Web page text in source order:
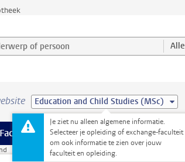
of persoon en selecteer categorie Alle
Education and Child Studies (MSc)
Je ziet nu alleen algemene informatie.
Selecteer je opleiding of exchange-faculteit
om ook informatie te zien over jouw
faculteit en opleiding.
Ondersteuning pagina’s
Faciliteiten meer Faciliteiten pagina’s
Extra studieactiviteiten